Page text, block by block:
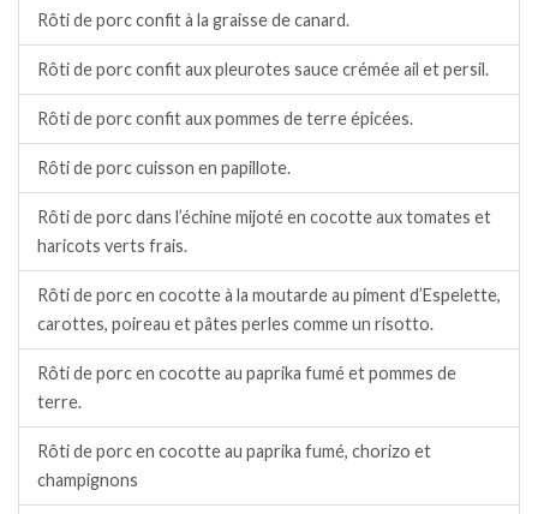
Rôti de porc confit à la graisse de canard.
Rôti de porc confit aux pleurotes sauce crémée ail et persil.
Rôti de porc confit aux pommes de terre épicées.
Rôti de porc cuisson en papillote.
Rôti de porc dans l’échine mijoté en cocotte aux tomates et
haricots verts frais.
Rôti de porc en cocotte à la moutarde au piment d’Espelette,
carottes, poireau et pâtes perles comme un risotto.
Rôti de porc en cocotte au paprika fumé et pommes de
terre.
Rôti de porc en cocotte au paprika fumé, chorizo et
champignons